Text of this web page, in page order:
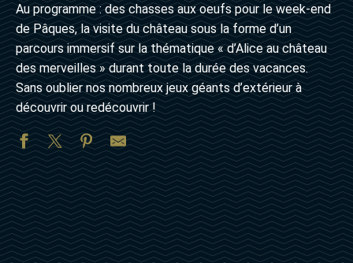
Au programme : des chasses aux oeufs pour le week-end
de Pâques, la visite du château sous la forme d’un
parcours immersif sur la thématique « d’Alice au château
des merveilles » durant toute la durée des vacances.
Sans oublier nos nombreux jeux géants d’extérieur à
découvrir ou redécouvrir !